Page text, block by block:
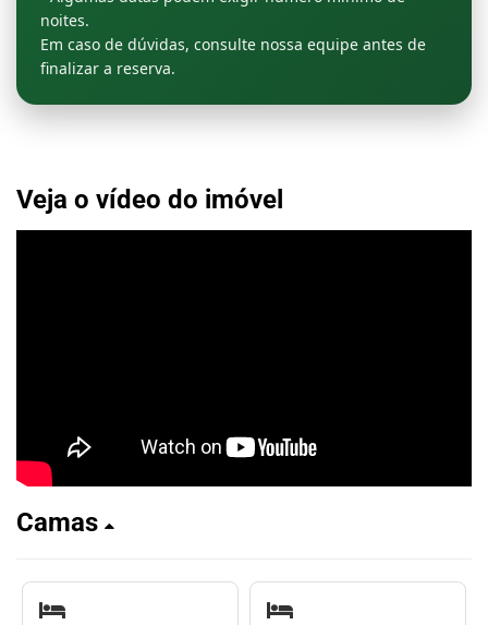
noites.
Em caso de dúvidas, consulte nossa equipe antes de
finalizar a reserva.
Veja o vídeo do imóvel
Camas